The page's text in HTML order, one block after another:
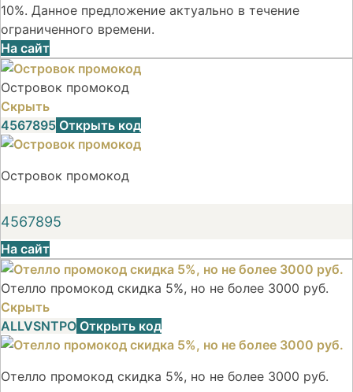
10%. Данное предложение актуально в течение
ограниченного времени.
На сайт
Островок промокод
Скрыть
4567895 Открыть код
Островок промокод
4567895
На сайт
Отелло промокод скидка 5%, но не более 3000 руб.
Скрыть
ALLVSNTPO Открыть код
Отелло промокод скидка 5%, но не более 3000 руб.